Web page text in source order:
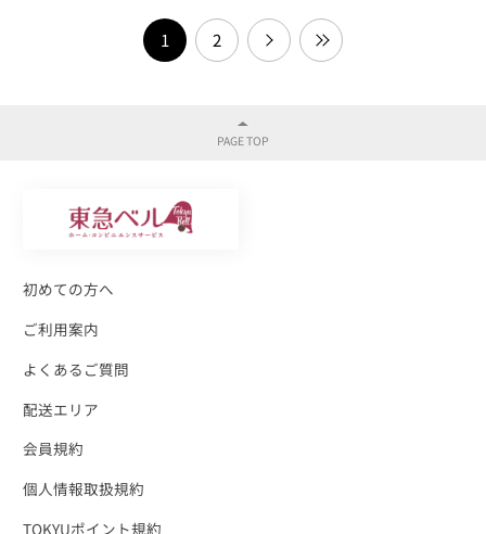
1 2
初めての方へ
ご利用案内
よくあるご質問
配送エリア
会員規約
個人情報取扱規約
TOKYUポイント規約